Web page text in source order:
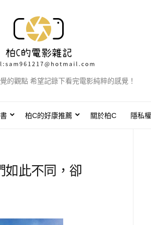
的觀點 希望記錄下看完電影純粹的感覺！
柏C的好康推薦 關於柏C 隱私
如此不同，卻